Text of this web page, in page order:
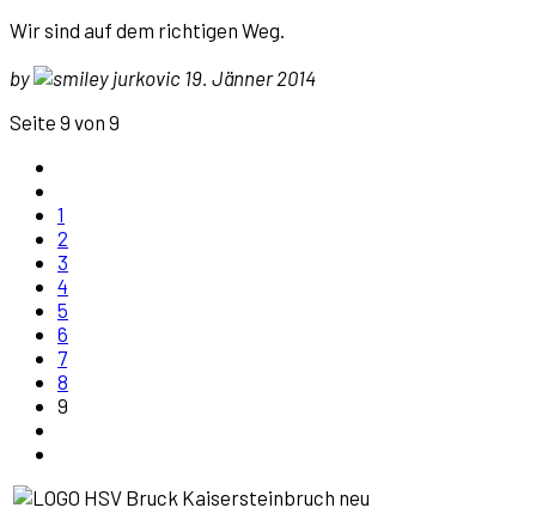
Wir sind auf dem richtigen Weg.
by
jurkovic 19. Jänner 2014
Seite 9 von 9
1
2
3
4
5
6
7
8
9